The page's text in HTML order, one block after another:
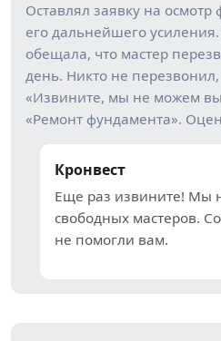
Оставлял заявку на
его дальнейшего
обещала, что мастер
день. Никто не
«Извините, мы не можем
«Ремонт фундамента».
Кронвест
Еще раз извините! Мы
свободных мастеров.
не помогли вам.